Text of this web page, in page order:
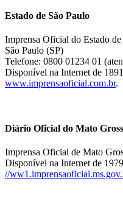
Estado de São Paulo
Imprensa Oficial do Estado
São Paulo (SP)
Telefone: 0800 01234 01
Disponível na Internet de
www.imprensaoficial.com.br.
Diário Oficial do Mato
Imprensa Oficial de Mato
Disponível na Internet de
//